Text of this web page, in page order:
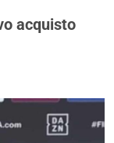
acquisto